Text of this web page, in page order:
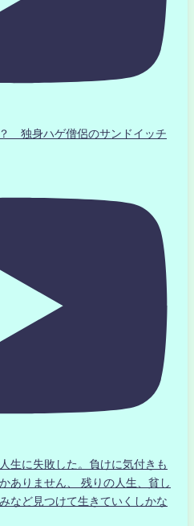
独身ハゲ僧侶のサンドイッチ
生に失敗した。負けに気付きも
ありません、 残りの人生、貧し
など見つけて生きていくしかな